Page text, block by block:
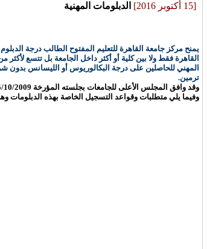
[15 أكتوبر 2016] الدبلومات المهنية
يمنح مركز جامعة القاهرة للتعليم المفتوح الطالب درجة
القاهرة فقط ولا بين كلية أو أكثر داخل الجامعة بل تتسع
المهني للحاصلين على درجة البكالوريوس أو الليسانس بدون
ترمين.
وقد وافق المجلس الأعلى للجامعات بجلسته المؤرخة 15/10/2009 على الدبلومات المهنية الآتي بيانها :
وفيما يلي متطلبات وقواعد التسجيل الخاصة بهذه الدبلومات